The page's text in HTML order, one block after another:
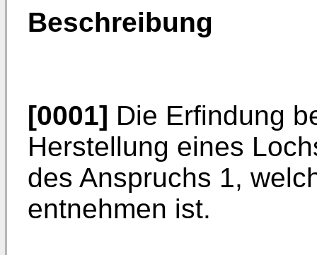
Beschreibung
[0001] Die Erfindung
Herstellung eines
des Anspruchs 1,
entnehmen ist.